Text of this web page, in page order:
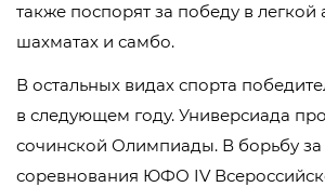
также поспорят за победу в легкой
шахматах и самбо.
В остальных видах спорта
в следующем году. Универсиада
сочинской Олимпиады. В борьбу за
соревнования ЮФО IV